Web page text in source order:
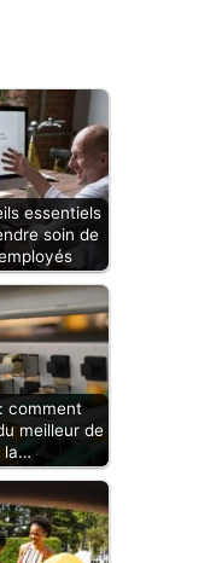
essentiels
soin de
comment
meilleur de
la…